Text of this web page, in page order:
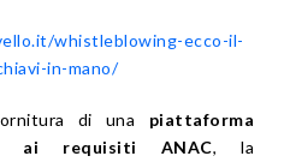
whistleblowing-ecco-il-
in-mano/
di una piattaforma
ai requisiti ANAC, la